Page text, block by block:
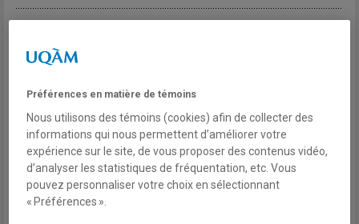
En moins d’un an, cinq pays africains
voisins ont subi un coup d’État : Soudan,
Tchad, Burkina Faso, Mali et Guinée.
Révolutions populaires, retour de l’uniforme en politique,
dénonciation d’élites corrompues ou simplement vent de
renouveau : comment interpréter cette nouvelle vague de
coups ?
Préférences en matière de témoins
Nous utilisons des témoins (cookies) afin de collecter des
informations qui nous permettent d’améliorer votre
expérience sur le site, de vous proposer des contenus vidéo,
d’analyser les statistiques de fréquentation, etc. Vous
pouvez personnaliser votre choix en sélectionnant
« Préférences ».